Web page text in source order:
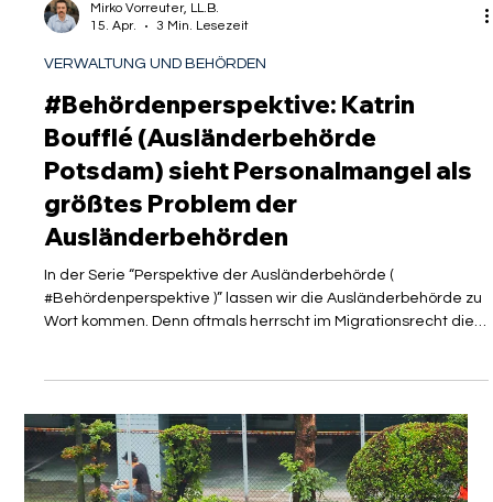
gearbeitet, Steuern gezahlt und sich ein Leben aufgebaut.
Die Reform des Staatsangehörigkeitsrechts im Jahr 2024 ,
die die Mindestaufenthaltsdauer auf fünf Jahre verkürzte, war
Teilhabe und endgü
Mirko Vorreuter, LL.B.
15. Apr.
3 Min. Lesezeit